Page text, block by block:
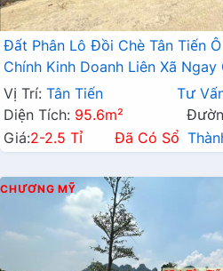
Đất Phân Lô Đồi Chè Tân Tiến
Chính Kinh Doanh Liên Xã Ngay
Vị Trí: Tân Tiến Tư
Diện Tích: 95.6m²
Giá:2-2.5 Tỉ Đã Có Sổ
CHƯƠNG MỸ